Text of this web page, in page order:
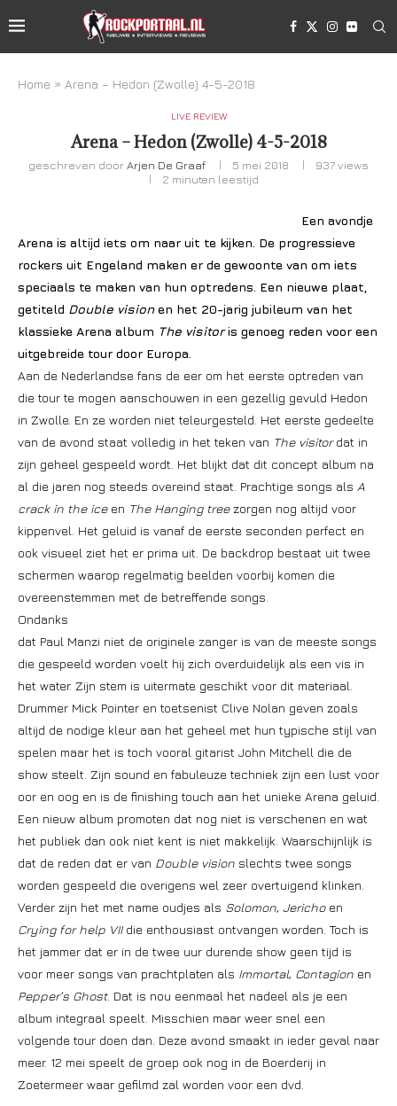
Home » Arena – Hedon (Zwolle) 4-5-2018
LIVE REVIEW
Arena – Hedon (Zwolle) 4-5-2018
geschreven doorArjen De Graaf 5 mei 2018 937views
2 minuten leestijd
Een avondje
Arena is altijd iets om naar uit te kijken. De progressieve
rockers uit Engeland maken er de gewoonte van om iets
speciaals te maken van hun optredens. Een nieuwe plaat,
getiteld Double visionen het 20-jarig jubileum van het
klassieke Arena album The visitoris genoeg reden voor een
uitgebreide tour door Europa.
Aan de Nederlandse fans de eer om het eerste optreden van
die tour te mogen aanschouwen in een gezellig gevuld Hedon
in Zwolle. En ze worden niet teleurgesteld. Het eerste gedeelte
van de avond staat volledig in het teken van The visitordat in
zijn geheel gespeeld wordt. Het blijkt dat dit concept album na
al die jaren nog steeds overeind staat. Prachtige songs als A
crack in the iceen The Hanging treezorgen nog altijd voor
kippenvel. Het geluid is vanaf de eerste seconden perfect en
ook visueel ziet het er prima uit. De backdrop bestaat uit twee
schermen waarop regelmatig beelden voorbij komen die
overeenstemmen met de betreffende songs.
Ondanks
dat Paul Manzi niet de originele zanger is van de meeste songs
die gespeeld worden voelt hij zich overduidelijk als een vis in
het water. Zijn stem is uitermate geschikt voor dit materiaal.
Drummer Mick Pointer en toetsenist Clive Nolan geven zoals
altijd de nodige kleur aan het geheel met hun typische stijl van
spelen maar het is toch vooral gitarist John Mitchell die de
show steelt. Zijn sound en fabuleuze techniek zijn een lust voor
oor en oog en is de finishing touch aan het unieke Arena geluid.
Een nieuw album promoten dat nog niet is verschenen en wat
het publiek dan ook niet kent is niet makkelijk. Waarschijnlijk is
dat de reden dat er van Double vision slechts twee songs
worden gespeeld die overigens wel zeer overtuigend klinken.
Verder zijn het met name oudjes als Solomon, Jerichoen
Crying for help VIIdie enthousiast ontvangen worden. Toch is
het jammer dat er in de twee uur durende show geen tijd is
voor meer songs van prachtplaten als Immortal, Contagion en
Pepper’s Ghost. Dat is nou eenmaal het nadeel als je een
album integraal speelt. Misschien maar weer snel een
volgende tour doen dan. Deze avond smaakt in ieder geval naar
meer. 12 mei speelt de groep ook nog in de Boerderij in
Zoetermeer waar gefilmd zal worden voor een dvd.